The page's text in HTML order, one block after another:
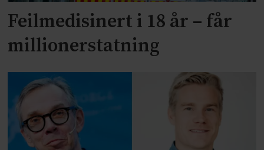
Feilmedisinert i 18 år – får
millionerstatning